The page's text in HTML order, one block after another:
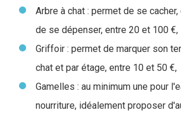
Arbre à chat : permet de se
de se dépenser, entre 20 et 100 €,
Griffoir : permet de marquer son
chat et par étage, entre 10 et 50 €,
Gamelles : au minimum une pour
nourriture, idéalement proposer